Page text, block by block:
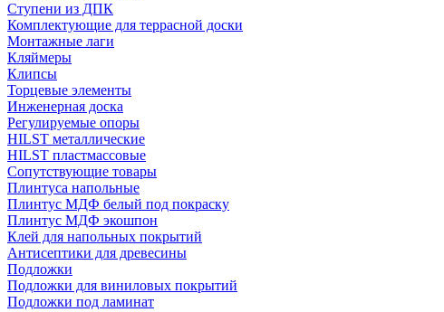
Ступени из ДПК
Комплектующие для террасной доски
Монтажные лаги
Кляймеры
Клипсы
Торцевые элементы
Инженерная доска
Регулируемые опоры
HILST металлические
HILST пластмассовые
Сопутствующие товары
Плинтуса напольные
Плинтус МДФ белый под покраску
Плинтус МДФ экошпон
Клей для напольных покрытий
Антисептики для древесины
Подложки
Подложки для виниловых покрытий
Подложки под ламинат